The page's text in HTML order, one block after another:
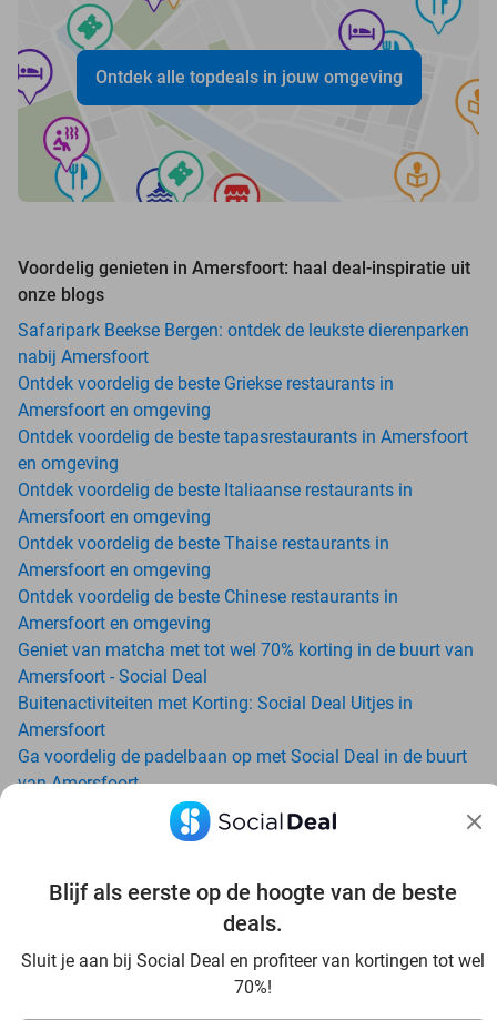
Blijf als eerste op de hoogte van de beste
deals.
Sluit je aan bij Social Deal en profiteer van kortingen tot wel
70%!
Ontdek alle topdeals in jouw omgeving
Voordelig genieten in Amersfoort: haal deal-inspiratie uit
onze blogs
Safaripark Beekse Bergen: ontdek de leukste dierenparken
nabij Amersfoort
Ontdek voordelig de beste Griekse restaurants in
Amersfoort en omgeving
Ontdek voordelig de beste tapasrestaurants in Amersfoort
en omgeving
Ontdek voordelig de beste Italiaanse restaurants in
Amersfoort en omgeving
Ontdek voordelig de beste Thaise restaurants in
Amersfoort en omgeving
Ontdek voordelig de beste Chinese restaurants in
Amersfoort en omgeving
Geniet van matcha met tot wel 70% korting in de buurt van
Amersfoort - Social Deal
Buitenactiviteiten met Korting: Social Deal Uitjes in
Amersfoort
Ga voordelig de padelbaan op met Social Deal in de buurt
van Amersfoort
Geniet van je vakantie in Amersfoort in Nederland met
Ervaar de kwaliteit van het Van der Valk hotel in
Amersfoort
Met hoge korting naar de zonnebank in Amersfoort